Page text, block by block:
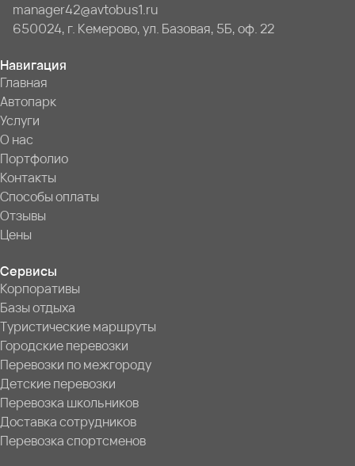
manager42@avtobus1.ru
650024, г. Кемерово, ул. Базовая, 5Б, оф. 22
Навигация
Главная
Автопарк
Услуги
О нас
Портфолио
Контакты
Способы оплаты
Отзывы
Цены
Сервисы
Корпоративы
Базы отдыха
Туристические маршруты
Городские перевозки
Перевозки по межгороду
Детские перевозки
Перевозка школьников
Доставка сотрудников
Перевозка спортсменов